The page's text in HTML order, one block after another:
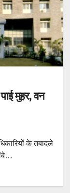
मुहर, वन
के तबादले